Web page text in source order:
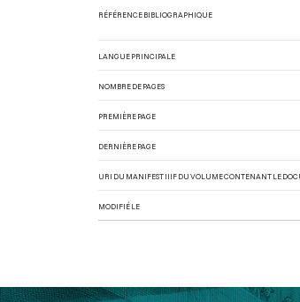
RÉFÉRENCE BIBLIOGRAPHIQUE
LANGUE PRINCIPALE
NOMBRE DE PAGES
PREMIÈRE PAGE
DERNIÈRE PAGE
URI DU MANIFEST IIIF DU VOLUME CONTENANT LE
MODIFIÉ LE